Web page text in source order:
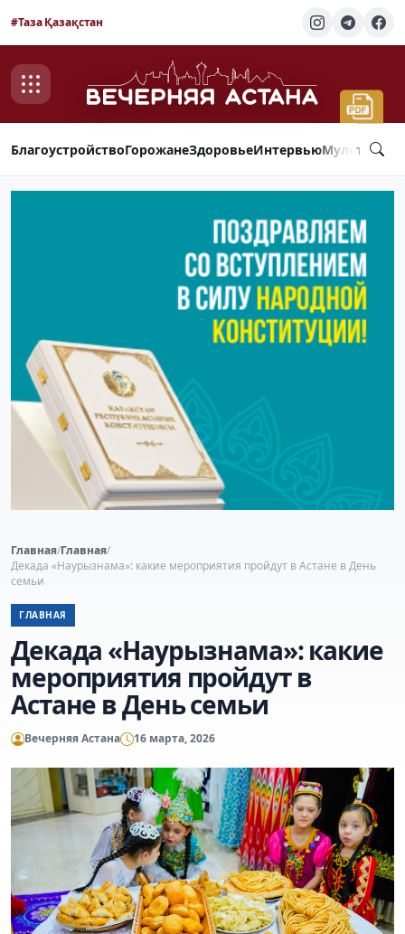
#Таза Қазақстан
БлагоустройствоГорожанеЗдоровьеИнтервью
Главная/Главная/
Декада «Наурызнама»: какие мероприятия пройдут в Астане в День
семьи
ГЛАВНАЯ
Декада «Наурызнама»: какие
мероприятия пройдут в
Астане в День семьи
Вечерняя Астана 16 марта, 2026